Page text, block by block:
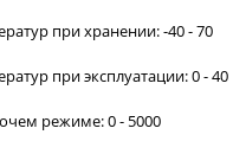
при хранении: -40 - 70
при эксплуатации: 0 - 40
режиме: 0 - 5000